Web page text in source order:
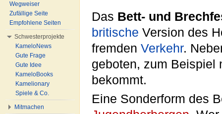
Das Bett- und
britische Version des
fremden Verkehr.
geboten, zum Beispiel
bekommt.
Eine Sonderform des
Wegweiser
Zufällige Seite
Empfohlene Seiten
Schwesterprojekte
KameloNews
Gute Frage
Gute Idee
KameloBooks
Kamelionary
Spiele & Co.
Mitmachen